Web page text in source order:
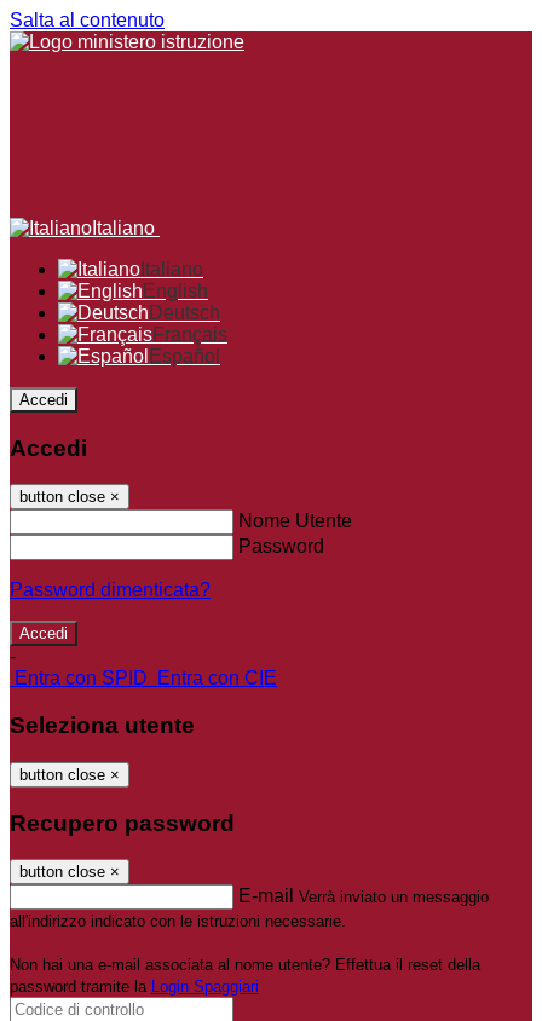
Salta al contenuto
Italiano
Italiano
English
Deutsch
Français
Español
Accedi
Accedi
button close ×
Nome Utente
Password
Password dimenticata?
-
Entra con SPID
Entra con CIE
Seleziona utente
button close ×
Recupero password
button close ×
E-mail Verrà inviato un messaggio
all'indirizzo indicato con le istruzioni necessarie.
Non hai una e-mail associata al nome utente? Effettua il reset della
password tramite la Login Spaggiari